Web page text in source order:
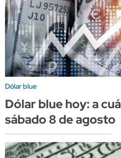
Dólar blue
Dólar blue hoy: a
sábado 8 de agosto